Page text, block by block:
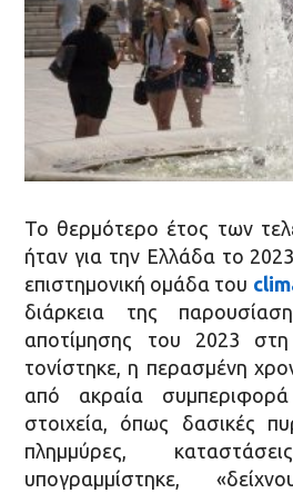
Το θερμότερο έτος των
ήταν για την Ελλάδα το
επιστημονική ομάδα του
διάρκεια της
αποτίμησης του 2023
τονίστηκε, η περασμένη
από ακραία
στοιχεία, όπως δασικές
πλημμύρες,
υπογραμμίστηκε,